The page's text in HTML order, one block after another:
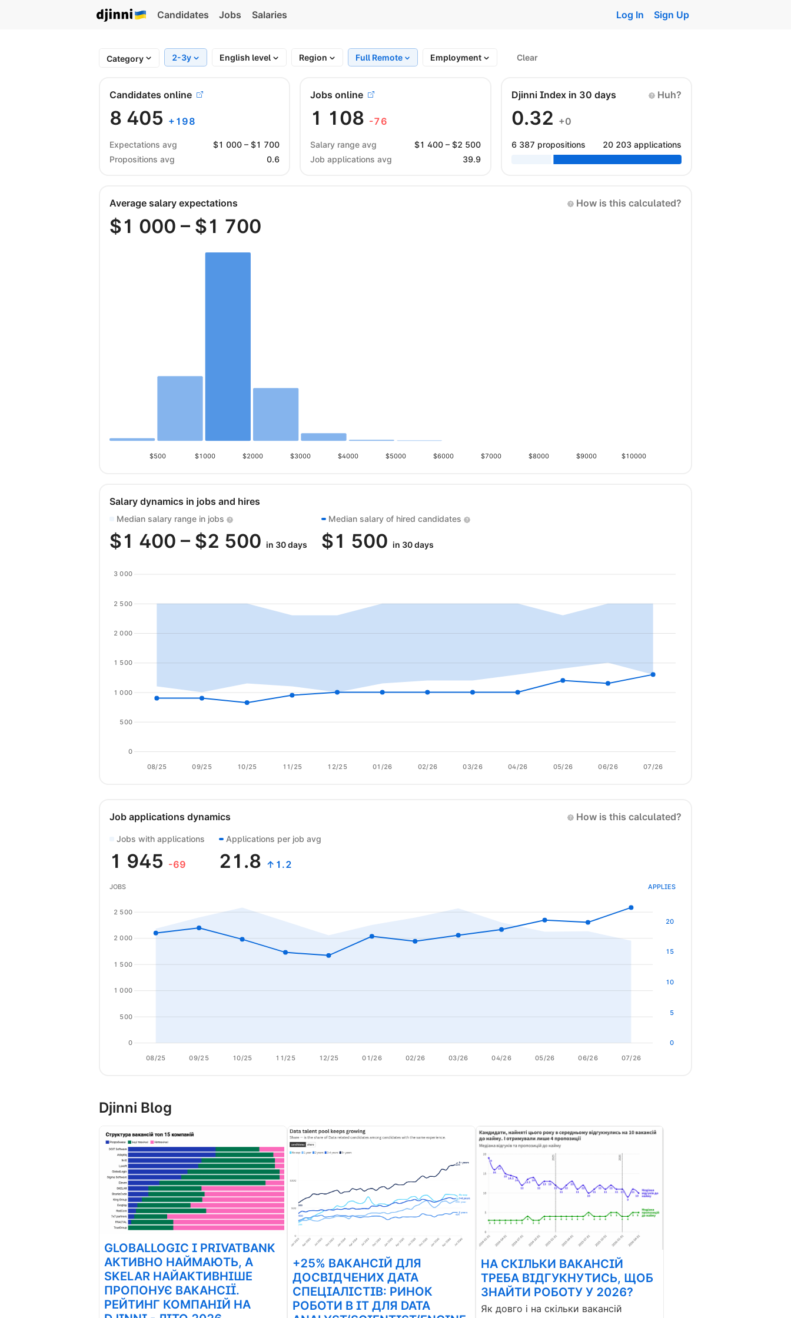
Candidates Jobs Salaries Log In Sign Up
Category 2-3y English level Region Full Remote Employment Clear
Candidates online
8 405 + 198
Expectations avg $1 000 – $1 700
Propositions avg
0.6
Jobs online
1 108 -76
Salary range avg $1 400– $2 500
Job applications avg
39.9
Djinni Index in 30 days Huh?
0.32 +0
6 387 propositions 20 203 applications
Average salary expectations How is this calculated?
$1 000 – $1 700
$500 $1000 $2000 $3000 $4000 $5000 $6000 $7000 $8000 $9000 $10000
Salary dynamics in jobs and hires
Median salary range in jobs
$1 400 – $2 500 in 30 days
Median salary of hired candidates
$1 500 in 30 days
08/25 09/25 10/25 11/25 12/25 01/26 02/26 03/26 04/26 05/26 06/26 07/26
0
500
1 000
1 500
2 000
2 500
3 000
Job applications dynamics How is this calculated?
Jobs with applications
1 945 -69
Applications per job avg
21.8 ↑1.2
08/25 09/25 10/25 11/25 12/25 01/26 02/26 03/26 04/26 05/26 06/26 07/26
0
500
1 000
1 500
2 000
2 500
0
5
10
15
20
JOBS APPLIES
Djinni Blog
GLOBALLOGIC І PRIVATBANK
АКТИВНО НАЙМАЮТЬ, А
SKELAR НАЙАКТИВНІШЕ
ПРОПОНУЄ ВАКАНСІЇ.
РЕЙТИНГ КОМПАНІЙ НА
+25% ВАКАНСІЙ ДЛЯ
ДОСВІДЧЕНИХ ДАТА
СПЕЦІАЛІСТІВ: РИНОК
РОБОТИ В ІТ ДЛЯ DATA
НА СКІЛЬКИ ВАКАНСІЙ
ТРЕБА ВІДГУКНУТИСЬ, ЩОБ
ЗНАЙТИ РОБОТУ У 2026?
Як довго і на скільки вакансій